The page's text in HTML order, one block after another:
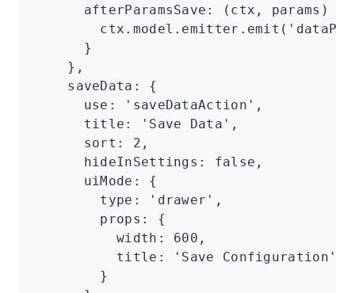
      afterParamsSave
: (ctx , params)
        ctx
. model . emitter .emit (
      }
    }
,
    saveData
:
{
      use
: 'saveDataAction' ,
      title
: 'Save Data' ,
      sort
: 2 ,
      hideInSettings
: false ,
      uiMode
:
{
        type
: 'drawer' ,
        props
:
{
          width
: 600 ,
          title
:
'Save Configuration'
        }